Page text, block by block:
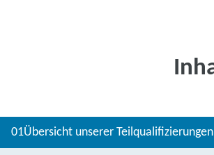
01Übersicht unserer Teilqualifizierungen